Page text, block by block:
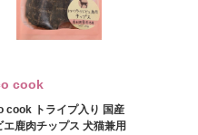
cook
cook トライプ入り 国産
エ鹿肉チップス 犬猫兼用